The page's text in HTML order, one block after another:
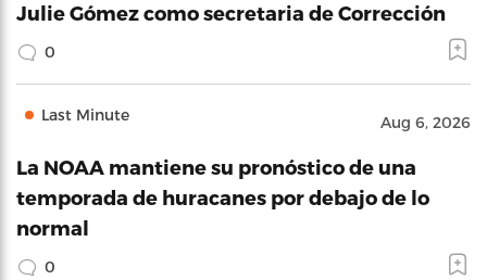
Julie Gómez como secretaria de Corrección
0
Last Minute Aug 6, 2026
La NOAA mantiene su pronóstico de una
temporada de huracanes por debajo de lo
normal
0